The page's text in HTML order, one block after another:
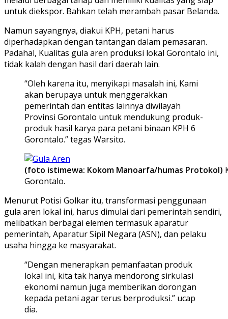
untuk diekspor. Bahkan telah merambah pasar Belanda.
Namun sayangnya, diakui KPH, petani harus
diperhadapkan dengan tantangan dalam pemasaran.
Padahal, Kualitas gula aren produksi lokal Gorontalo ini,
tidak kalah dengan hasil dari daerah lain.
“Oleh karena itu, menyikapi masalah ini, Kami
akan berupaya untuk menggerakkan
pemerintah dan entitas lainnya diwilayah
Provinsi Gorontalo untuk mendukung produk-
produk hasil karya para petani binaan KPH 6
Gorontalo.” tegas Warsito.
(foto istimewa: Kokom Manoarfa/humas Protokol)
Gorontalo.
Menurut Potisi Golkar itu, transformasi penggunaan
gula aren lokal ini, harus dimulai dari pemerintah sendiri,
melibatkan berbagai elemen termasuk aparatur
pemerintah, Aparatur Sipil Negara (ASN), dan pelaku
usaha hingga ke masyarakat.
“Dengan menerapkan pemanfaatan produk
lokal ini, kita tak hanya mendorong sirkulasi
ekonomi namun juga memberikan dorongan
kepada petani agar terus berproduksi.” ucap
dia.